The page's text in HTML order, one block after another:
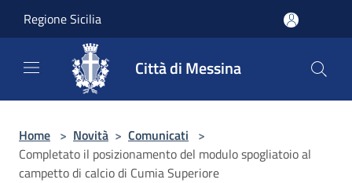
Regione Sicilia
Città di Messina
Home > Novità > Comunicati >
Completato il posizionamento del modulo spogliatoio al
campetto di calcio di Cumia Superiore